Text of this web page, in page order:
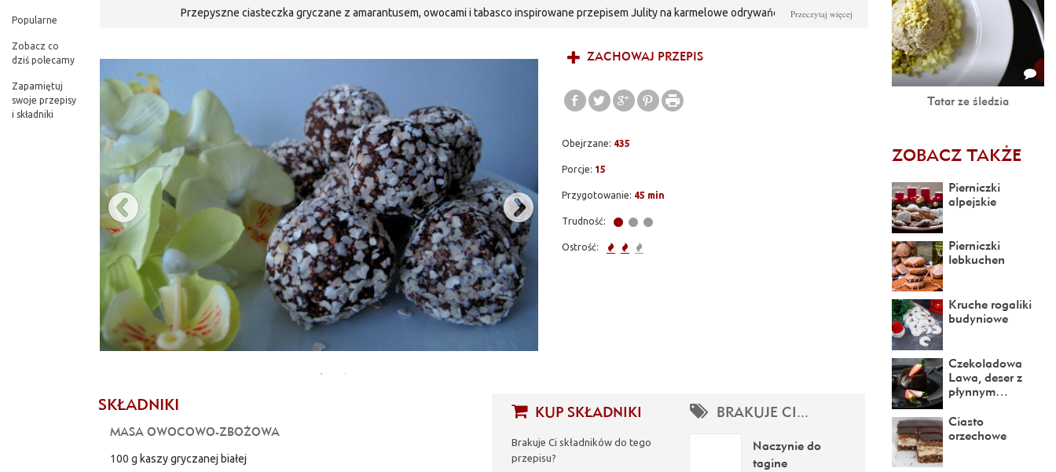
Popularne
Zobacz co
dziś polecamy
Zapamiętuj
swoje przepisy
i składniki
Przepyszne ciasteczka gryczane z amarantusem, owocami i tabasco inspirowane przepisem Julity na karmelowe odrywańce. Przeczytaj więcej
ZACHOWAJ PRZEPIS
Obejrzane: 435
Porcje: 15
Przygotowanie: 45 min
Trudność:
Ostrość:
SKŁADNIKI
MASA OWOCOWO-ZBOŻOWA
100 g kaszy gryczanej białej
KUP SKŁADNIKI
Brakuje Ci składników do tego
przepisu?
BRAKUJE CI...
Naczynie do
tagine
Tatar ze śledzia
ZOBACZ TAKŻE
Pierniczki
alpejskie
Pierniczki
lebkuchen
Kruche rogaliki
budyniowe
Czekoladowa
Lawa, deser z
płynnym…
Ciasto
orzechowe